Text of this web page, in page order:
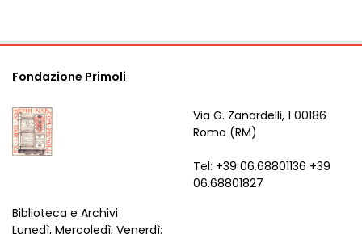
Fondazione Primoli
Via G. Zanardelli, 1 00186
Roma (RM)
Tel: +39 06.68801136 +39
06.68801827
Biblioteca e Archivi
Lunedì, Mercoledì, Venerdì: